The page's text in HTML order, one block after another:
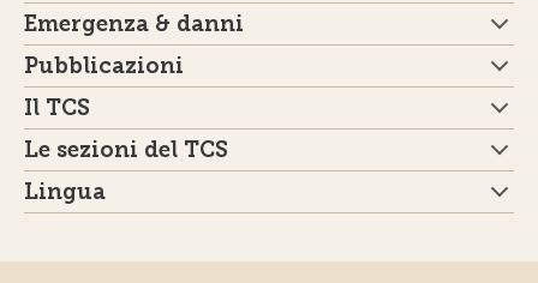
Emergenza & danni
Pubblicazioni
Il TCS
Le sezioni del TCS
Lingua